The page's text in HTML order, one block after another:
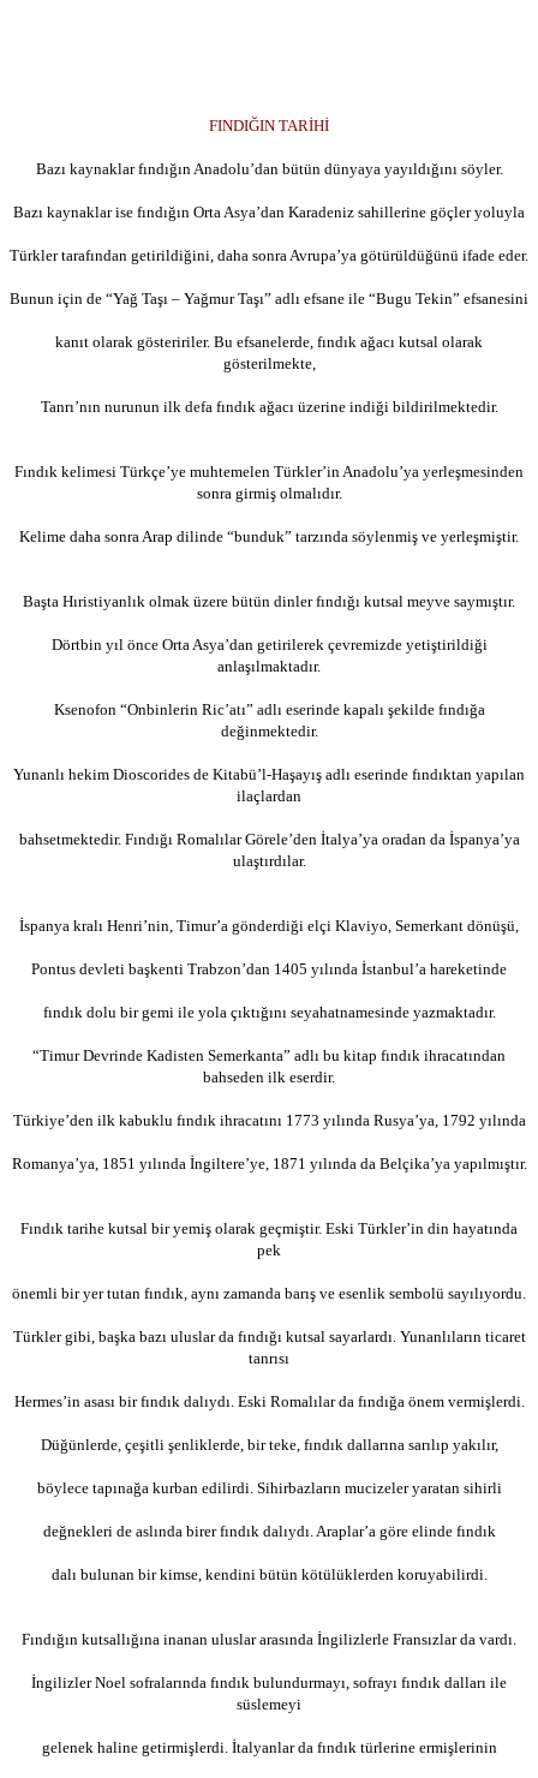
FINDIĞIN TARİHİ
Bazı kaynaklar fındığın Anadolu’dan bütün dünyaya yayıldığını söyler.
Bazı kaynaklar ise fındığın Orta Asya’dan Karadeniz sahillerine göçler yoluyla
Türkler tarafından getirildiğini, daha sonra Avrupa’ya götürüldüğünü ifade eder.
Bunun için de “Yağ Taşı – Yağmur Taşı” adlı efsane ile “Bugu Tekin” efsanesini
kanıt olarak gösteririler. Bu efsanelerde, fındık ağacı kutsal olarak
gösterilmekte,
Tanrı’nın nurunun ilk defa fındık ağacı üzerine indiği bildirilmektedir.
Fındık kelimesi Türkçe’ye muhtemelen Türkler’in Anadolu’ya yerleşmesinden
sonra girmiş olmalıdır.
Kelime daha sonra Arap dilinde “bunduk” tarzında söylenmiş ve yerleşmiştir.
Başta Hıristiyanlık olmak üzere bütün dinler fındığı kutsal meyve saymıştır.
Dörtbin yıl önce Orta Asya’dan getirilerek çevremizde yetiştirildiği
anlaşılmaktadır.
Ksenofon “Onbinlerin Ric’atı” adlı eserinde kapalı şekilde fındığa
değinmektedir.
Yunanlı hekim Dioscorides de Kitabü’l-Haşayış adlı eserinde fındıktan yapılan
ilaçlardan
bahsetmektedir. Fındığı Romalılar Görele’den İtalya’ya oradan da İspanya’ya
ulaştırdılar.
İspanya kralı Henri’nin, Timur’a gönderdiği elçi Klaviyo, Semerkant dönüşü,
Pontus devleti başkenti Trabzon’dan 1405 yılında İstanbul’a hareketinde
fındık dolu bir gemi ile yola çıktığını seyahatnamesinde yazmaktadır.
“Timur Devrinde Kadisten Semerkanta” adlı bu kitap fındık ihracatından
bahseden ilk eserdir.
Türkiye’den ilk kabuklu fındık ihracatını 1773 yılında Rusya’ya, 1792 yılında
Romanya’ya, 1851 yılında İngiltere’ye, 1871 yılında da Belçika’ya yapılmıştır.
Fındık tarihe kutsal bir yemiş olarak geçmiştir. Eski Türkler’in din hayatında
pek
önemli bir yer tutan fındık, aynı zamanda barış ve esenlik sembolü sayılıyordu.
Türkler gibi, başka bazı uluslar da fındığı kutsal sayarlardı. Yunanlıların ticaret
tanrısı
Hermes’in asası bir fındık dalıydı. Eski Romalılar da fındığa önem vermişlerdi.
Düğünlerde, çeşitli şenliklerde, bir teke, fındık dallarına sarılıp yakılır,
böylece tapınağa kurban edilirdi. Sihirbazların mucizeler yaratan sihirli
değnekleri de aslında birer fındık dalıydı. Araplar’a göre elinde fındık
dalı bulunan bir kimse, kendini bütün kötülüklerden koruyabilirdi.
Fındığın kutsallığına inanan uluslar arasında İngilizlerle Fransızlar da vardı.
İngilizler Noel sofralarında fındık bulundurmayı, sofrayı fındık dalları ile
süslemeyi
gelenek haline getirmişlerdi. İtalyanlar da fındık türlerine ermişlerinin